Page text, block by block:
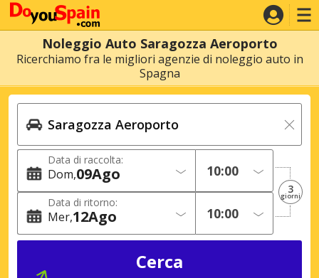
Noleggio Auto Saragozza Aeroporto
Ricerchiamo fra le migliori agenzie di noleggio auto in
Spagna
Data di raccolta:
Dom 09Ago
Data di ritorno:
Mer 12Ago
3
giorni